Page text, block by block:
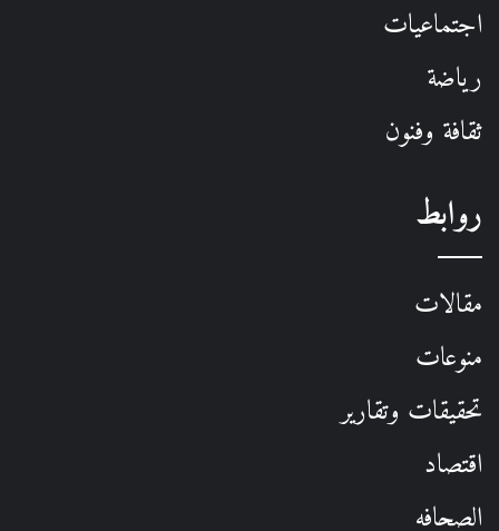
اجتماعيات
رياضة
ثقافة وفنون
روابط
مقالات
منوعات
تحقيقات وتقارير
اقتصاد
الصحافه